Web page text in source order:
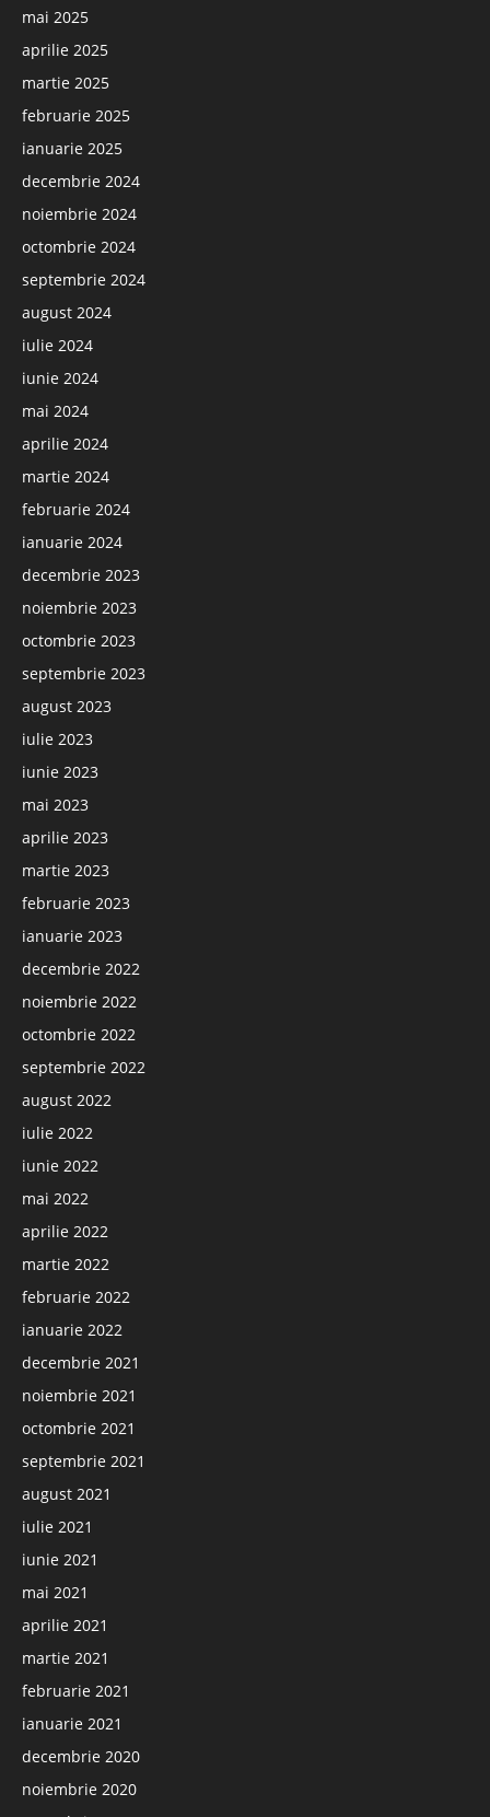
mai 2025
aprilie 2025
martie 2025
februarie 2025
ianuarie 2025
decembrie 2024
noiembrie 2024
octombrie 2024
septembrie 2024
august 2024
iulie 2024
iunie 2024
mai 2024
aprilie 2024
martie 2024
februarie 2024
ianuarie 2024
decembrie 2023
noiembrie 2023
octombrie 2023
septembrie 2023
august 2023
iulie 2023
iunie 2023
mai 2023
aprilie 2023
martie 2023
februarie 2023
ianuarie 2023
decembrie 2022
noiembrie 2022
octombrie 2022
septembrie 2022
august 2022
iulie 2022
iunie 2022
mai 2022
aprilie 2022
martie 2022
februarie 2022
ianuarie 2022
decembrie 2021
noiembrie 2021
octombrie 2021
septembrie 2021
august 2021
iulie 2021
iunie 2021
mai 2021
aprilie 2021
martie 2021
februarie 2021
ianuarie 2021
decembrie 2020
noiembrie 2020